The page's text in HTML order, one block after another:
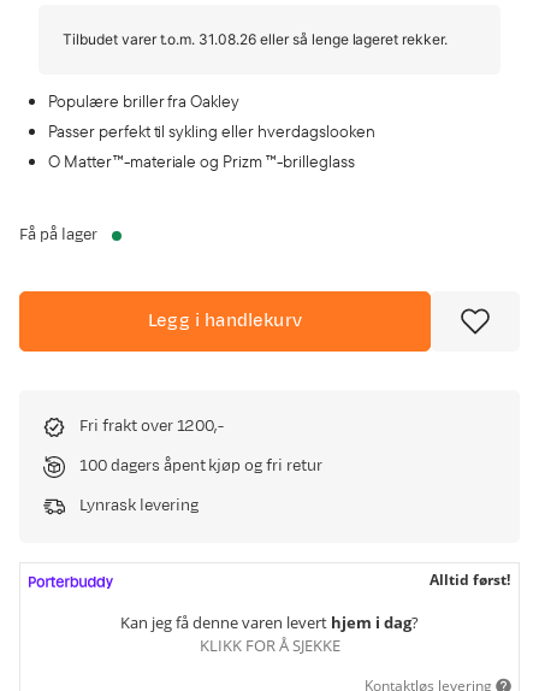
Tilbudet varer t.o.m. 31.08.26 eller så lenge lageret rekker.
Populære briller fra Oakley
Passer perfekt til sykling eller hverdagslooken
O Matter™-materiale og Prizm ™-brilleglass
Få på lager
Legg i handlekurv
Fri frakt over 1200,-
100 dagers åpent kjøp og fri retur
Lynrask levering
Alltid først!
Kan jeg få denne varen levert hjem i dag?
KLIKK FOR Å SJEKKE
Kontaktløs levering